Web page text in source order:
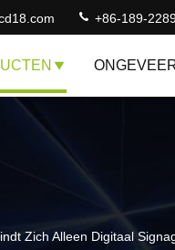
+86-189-
Zich Alleen Digitaal